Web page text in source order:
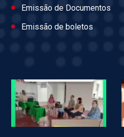
Emissão de Documentos
Emissão de boletos